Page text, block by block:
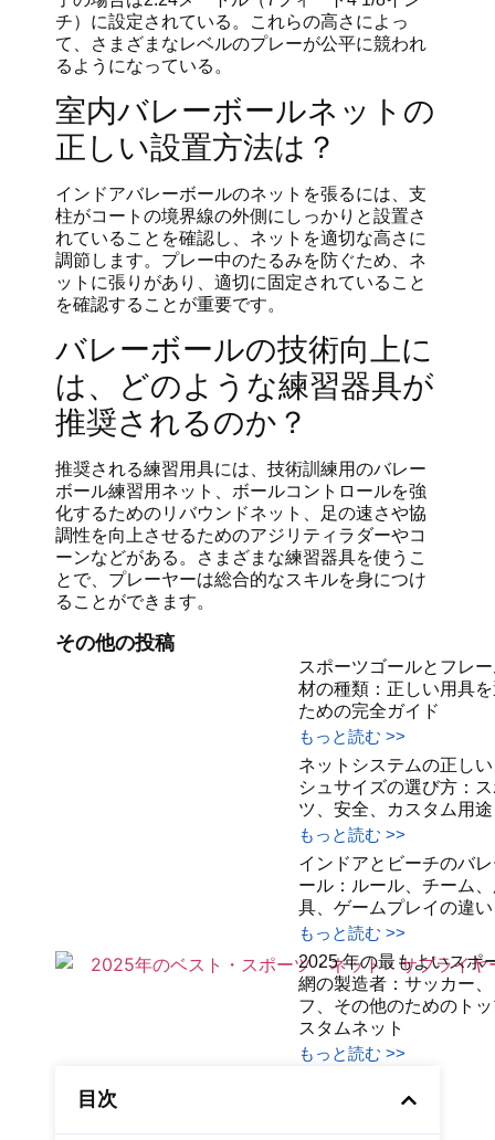
チ）に設定されている。これらの高さによっ
て、さまざまなレベルのプレーが公平に競われ
るようになっている。
室内バレーボールネットの
正しい設置方法は？
インドアバレーボールのネットを張るには、支
柱がコートの境界線の外側にしっかりと設置さ
れていることを確認し、ネットを適切な高さに
調節します。プレー中のたるみを防ぐため、ネ
ットに張りがあり、適切に固定されていること
を確認することが重要です。
バレーボールの技術向上に
は、どのような練習器具が
推奨されるのか？
推奨される練習用具には、技術訓練用のバレー
ボール練習用ネット、ボールコントロールを強
化するためのリバウンドネット、足の速さや協
調性を向上させるためのアジリティラダーやコ
ーンなどがある。さまざまな練習器具を使うこ
とで、プレーヤーは総合的なスキルを身につけ
ることができます。
その他の投稿
スポーツゴールとフレ
材の種類：正しい用具
ための完全ガイド
もっと読む >>
ネットシステムの正し
シュサイズの選び方：
ツ、安全、カスタム用途
もっと読む >>
インドアとビーチのバ
ール：ルール、チーム
具、ゲームプレイの違い
もっと読む >>
2025 年の最もよいスポ
網の製造者：サッカー
フ、その他のためのト
スタムネット
もっと読む >>
目次